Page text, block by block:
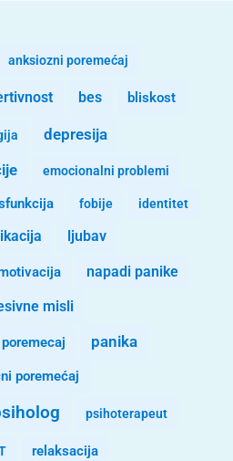
anksiozni poremećaj
bes bliskost
depresija
emocionalni problemi
fobije identitet
ljubav
napadi panike
misli
panika
poremećaj
psihoterapeut
relaksacija